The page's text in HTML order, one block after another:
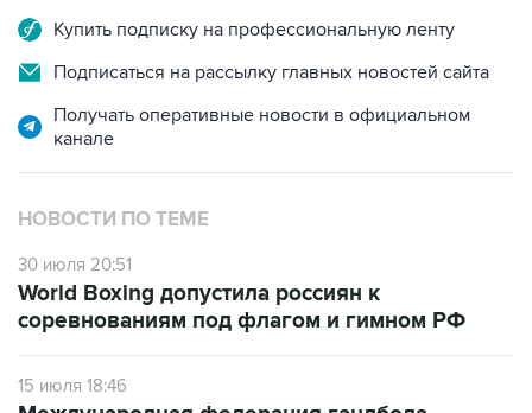
Купить подписку на профессиональную ленту
Подписаться на рассылку главных новостей сайта
Получать оперативные новости в официальном
канале
НОВОСТИ ПО ТЕМЕ
30 июля 20:51
World Boxing допустила россиян к
соревнованиям под флагом и гимном РФ
15 июля 18:46